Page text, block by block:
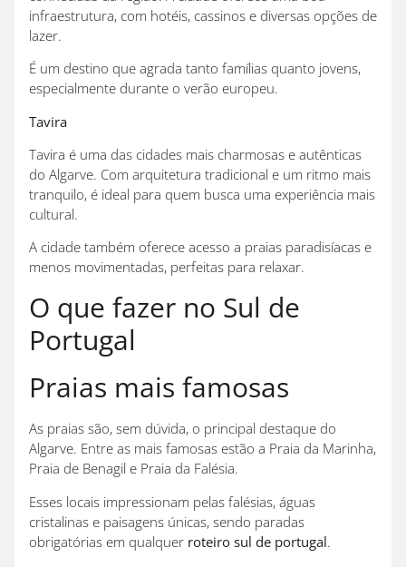
infraestrutura, com hotéis, cassinos e diversas opções de
lazer.
É um destino que agrada tanto famílias quanto jovens,
especialmente durante o verão europeu.
Tavira
Tavira é uma das cidades mais charmosas e autênticas
do Algarve. Com arquitetura tradicional e um ritmo mais
tranquilo, é ideal para quem busca uma experiência mais
cultural.
A cidade também oferece acesso a praias paradisíacas e
menos movimentadas, perfeitas para relaxar.
O que fazer no Sul de
Portugal
Praias mais famosas
As praias são, sem dúvida, o principal destaque do
Algarve. Entre as mais famosas estão a Praia da Marinha,
Praia de Benagil e Praia da Falésia.
Esses locais impressionam pelas falésias, águas
cristalinas e paisagens únicas, sendo paradas
obrigatórias em qualquer roteiro sul de portugal.